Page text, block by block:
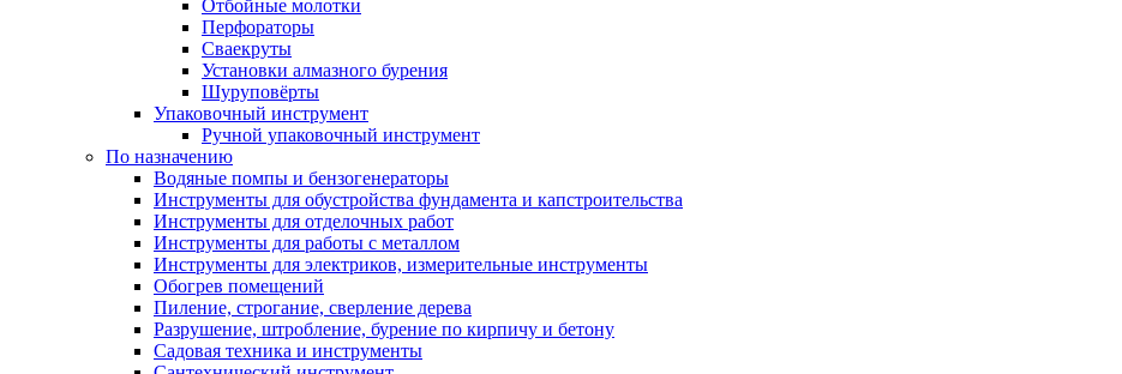
Отбойные молотки
Перфораторы
Сваекруты
Установки алмазного бурения
Шуруповёрты
Упаковочный инструмент
Ручной упаковочный инструмент
По назначению
Водяные помпы и бензогенераторы
Инструменты для обустройства фундамента и капстроительства
Инструменты для отделочных работ
Инструменты для работы с металлом
Инструменты для электриков, измерительные инструменты
Обогрев помещений
Пиление, строгание, сверление дерева
Разрушение, штробление, бурение по кирпичу и бетону
Садовая техника и инструменты